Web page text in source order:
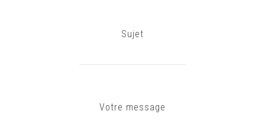
Sujet
Votre message